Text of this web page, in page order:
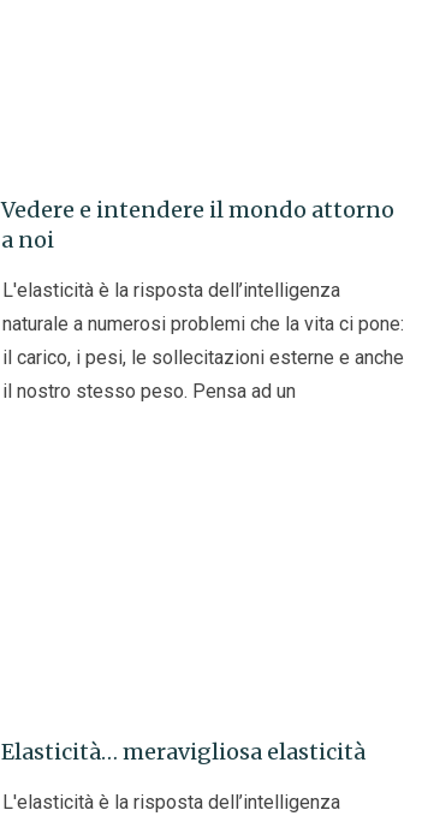
Vedere e intendere il mondo attorno
a noi
L'elasticità è la risposta dell’intelligenza
naturale a numerosi problemi che la vita ci pone:
il carico, i pesi, le sollecitazioni esterne e anche
il nostro stesso peso. Pensa ad un
Elasticità… meravigliosa elasticità
L'elasticità è la risposta dell’intelligenza